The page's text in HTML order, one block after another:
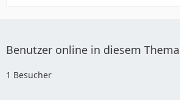
Benutzer online in diesem Thema
1 Besucher